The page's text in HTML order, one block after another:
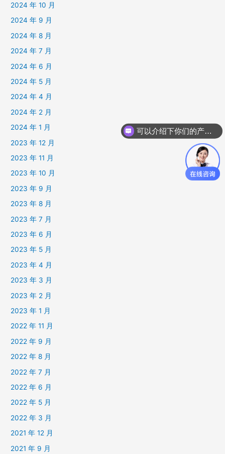
2024 年 10 月
2024 年 9 月
2024 年 8 月
2024 年 7 月
2024 年 6 月
2024 年 5 月
2024 年 4 月
2024 年 2 月
2024 年 1 月
2023 年 12 月
2023 年 11 月
2023 年 10 月
2023 年 9 月
2023 年 8 月
2023 年 7 月
2023 年 6 月
2023 年 5 月
2023 年 4 月
2023 年 3 月
2023 年 2 月
2023 年 1 月
2022 年 11 月
2022 年 9 月
2022 年 8 月
2022 年 7 月
2022 年 6 月
2022 年 5 月
2022 年 3 月
2021 年 12 月
2021 年 9 月
可以介绍下你们的产品么